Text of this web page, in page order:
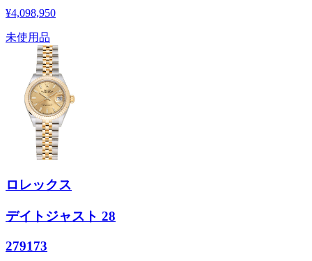
¥4,098,950
未使用品
ロレックス
デイトジャスト 28
279173